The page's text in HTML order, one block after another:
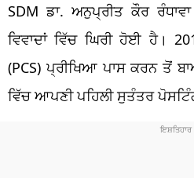
SDM ਡਾ. ਅਨੁਪ੍ਰੀਤ ਕੌਰ
ਵਿਵਾਦਾਂ ਵਿੱਚ ਘਿਰੀ ਹੋਈ ਹੈ।
(PCS) ਪ੍ਰੀਖਿਆ ਪਾਸ ਕਰਨ ਤੋਂ
ਵਿੱਚ ਆਪਣੀ ਪਹਿਲੀ ਸੁਤੰਤਰ